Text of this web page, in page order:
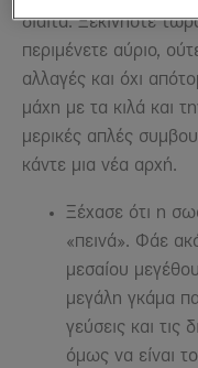
δίαιτα. Ξεκινήστε
περιμένετε αύριο,
αλλαγές και όχι
μάχη με τα κιλά και
μερικές απλές
κάντε μια νέα αρχή.
Ξέχασε ότι η
«πεινά». Φάε
μεσαίου
μεγάλη γκάμα
γεύσεις και τις
όμως να είναι